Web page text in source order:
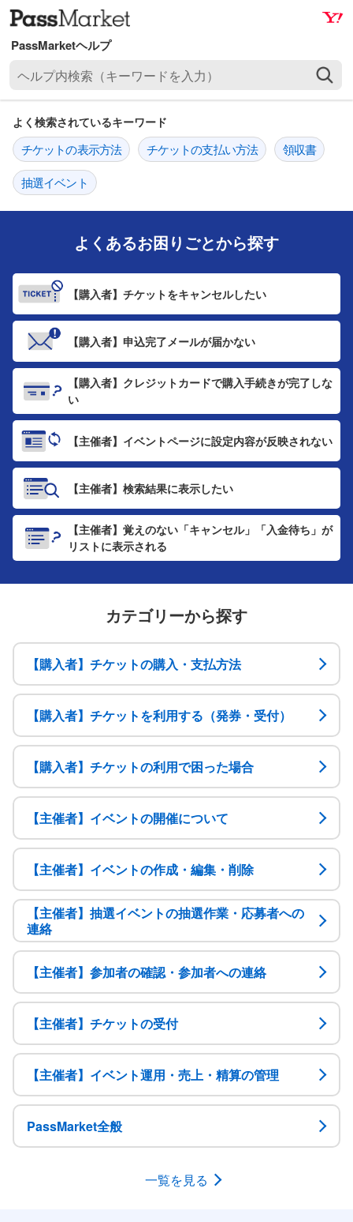
ナ
ビ
ゲ
ー
ン
へ
ス
キ
ッ
メ
イ
ン
コ
ン
ツ
へ
ス
キ
プ
内
検
索
（
ド
入
よく検索されているキーワード
チケットの表示方法 チケットの支払い方法
領収書
抽選イベント
よくあるお困りごとから探す
【購入者】 チケットをキャンセルしたい
【購入者】 申込完了メールが届かない
【購入者】クレジットカードで購入手続きが完了しな
い
【主催者】イベントページに設定内容が反映されない
【主催者】検索結果に表示したい
【主催者】覚えのない「キャンセル」
「入金待ち」が
リストに表示される
カテゴリーから探す
【購入者】チケットの購入・支払方法
【購入者】チケットを利用する（発券・受付）
【購入者】チケットの利用で困った場合
【主催者】イベントの開催について
【主催者】イベントの作成・編集・削除
【主催者】抽選イベントの抽選作業・応募者への
連絡
【主催者】参加者の確認・参加者への連絡
【主催者】チケットの受付
【主催者】イベント運用・売上・精算の管理
PassMarket全般
一覧を見る